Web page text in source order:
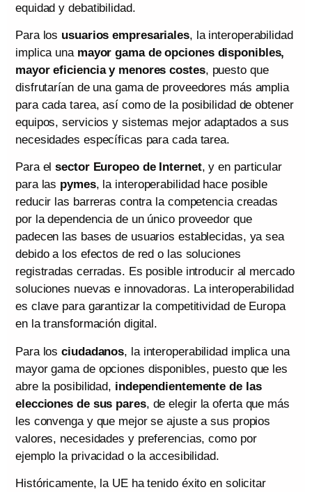
equidad y debatibilidad.
Para los usuarios empresariales, la interoperabilidad
implica una mayor gama de opciones disponibles,
mayor eficiencia y menores costes, puesto que
disfrutarían de una gama de proveedores más amplia
para cada tarea, así como de la posibilidad de obtener
equipos, servicios y sistemas mejor adaptados a sus
necesidades específicas para cada tarea.
Para elsector Europeo de Internet, y en particular
para las pymes, la interoperabilidad hace posible
reducir las barreras contra la competencia creadas
por la dependencia de un único proveedor que
padecen las bases de usuarios establecidas, ya sea
debido a los efectos de red o las soluciones
registradas cerradas. Es posible introducir al mercado
soluciones nuevas e innovadoras. La interoperabilidad
es clave para garantizar la competitividad de Europa
en la transformación digital.
Para losciudadanos, la interoperabilidad implica una
mayor gama de opciones disponibles, puesto que les
abre la posibilidad, independientemente de las
elecciones de sus pares, de elegir la oferta que más
les convenga y que mejor se ajuste a sus propios
valores, necesidades y preferencias, como por
ejemplo la privacidad o la accesibilidad.
Históricamente, la UE ha tenido éxito en solicitar